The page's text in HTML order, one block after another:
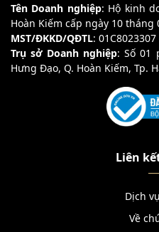
Tên Doanh nghiệp: Hộ kinh
Hoàn Kiếm cấp ngày 10 tháng
MST/ĐKKD/QĐTL: 01C8023307
Trụ sở Doanh nghiệp: Số 01
Hưng Đạo, Q. Hoàn Kiếm, Tp.
Liên
Dịch
Về